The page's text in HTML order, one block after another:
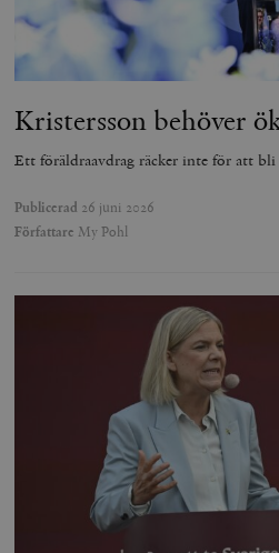
Kristersson behöver
Ett föräldraavdrag räcker inte för att
Publicerad 26 juni 2026
Författare My Pohl